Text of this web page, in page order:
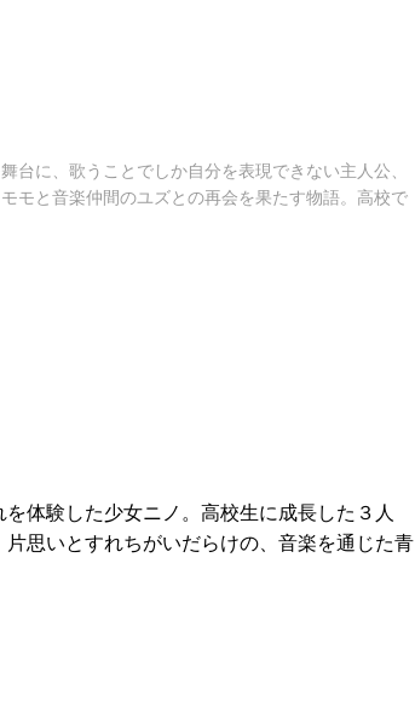
台に、歌うことでしか自分を表現できない主人公、
モと音楽仲間のユズとの再会を果たす物語。高校で
体験した少女ニノ。高校生に成長した３人
思いとすれちがいだらけの、音楽を通じた青